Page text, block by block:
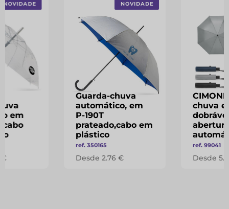
NOVIDADE
em
cabo
€
NOVIDADE
Guarda-chuva
automático, em
P-190T
prateado,cabo em
plástico
ref. 350165
Desde 2.76 €
chuva
abertura
ref. 99041
Desde